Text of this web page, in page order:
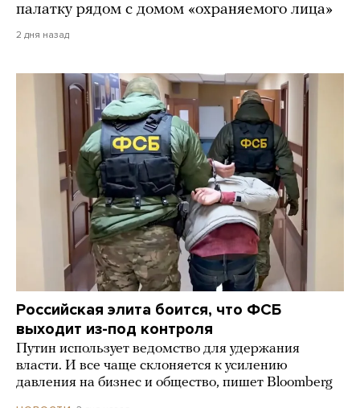
палатку рядом с домом «охраняемого лица»
2 дня назад
Российская элита боится, что ФСБ
выходит из-под контроля
Путин использует ведомство для удержания
власти. И все чаще склоняется к усилению
давления на бизнес и общество, пишет Bloomberg